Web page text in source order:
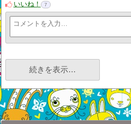
いいね！
7
続きを表示…